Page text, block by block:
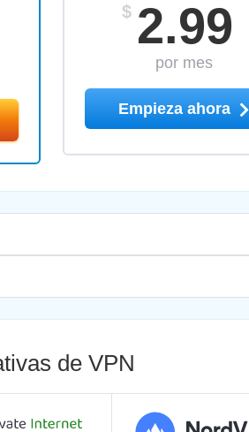
$ 2.99
por mes
Empieza ahora
de VPN